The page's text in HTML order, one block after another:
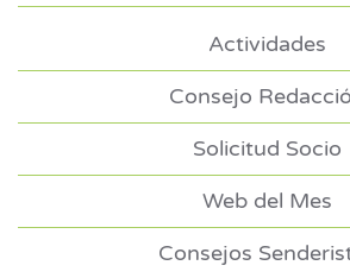
Actividades
Consejo
Solicitud Socio
Web del Mes
Consejos